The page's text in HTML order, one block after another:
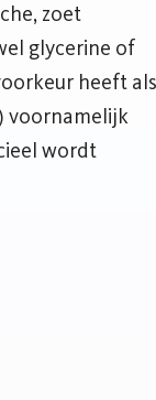
zoet
glycerine of
heeft als
voornamelijk
wordt